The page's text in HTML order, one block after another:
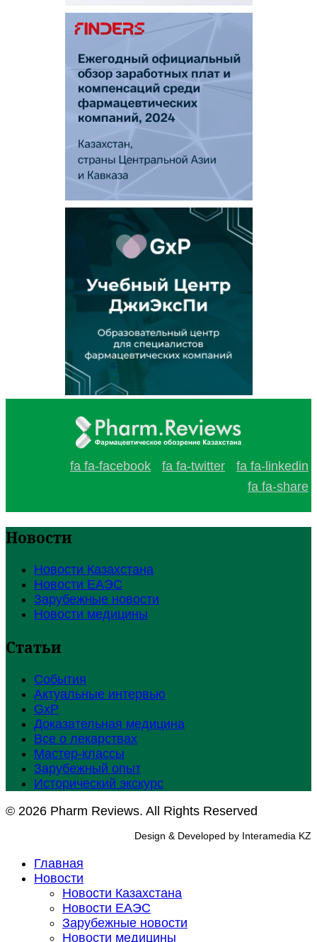
fa fa-facebook fa fa-twitter
fa fa-linkedin
fa fa-share
Новости
Новости Казахстана
Новости ЕАЭС
Зарубежные новости
Новости медицины
Статьи
События
Актуальные интервью
GxP
Доказательная медицина
Все о лекарствах
Мастер-классы
Зарубежный опыт
Исторический экскурс
© 2026 Pharm Reviews. All Rights Reserved
Design & Developed by Interamedia KZ
Главная
Новости
Новости Казахстана
Новости ЕАЭС
Зарубежные новости
Новости медицины